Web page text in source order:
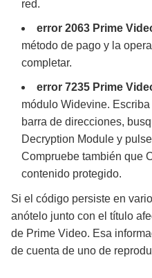
red.
error 2063 Prime
método de pago y la
completar.
error 7235 Prime
módulo Widevine.
barra de direcciones,
Decryption Module y
Compruebe también que
contenido protegido.
Si el código persiste en
anótelo junto con el título
de Prime Video. Esa
de cuenta de uno de